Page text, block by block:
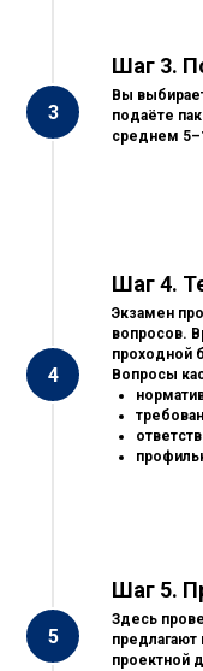
Шаг 3.
Вы
подаёте
среднем
Шаг 4.
Экзамен
вопросов.
проходной
Вопросы
Шаг 5.
Здесь
проектной